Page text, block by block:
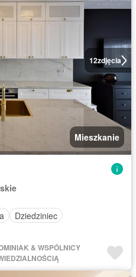
12zdjęcia
Mieszkanie
Dziedziniec
& WSPÓLNICY